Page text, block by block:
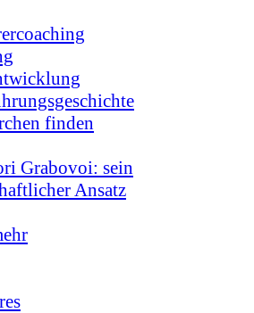
finden
Grabovoi: sein
Ansatz